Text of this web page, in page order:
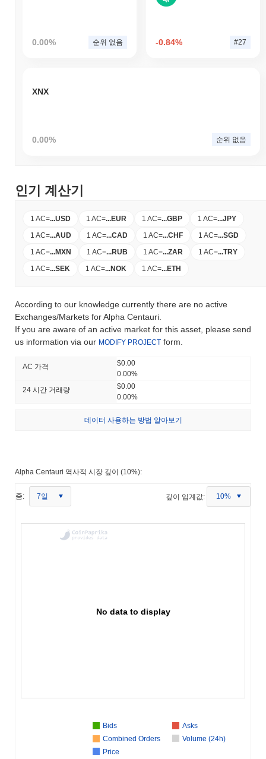
0.00% 순위 없음 -0.84% #27
XNX
0.00% 순위 없음
인기 계산기
1 AC=...USD 1 AC=...EUR 1 AC=...GBP 1 AC=...JPY
1 AC=...AUD 1 AC=...CAD 1 AC=...CHF 1 AC=...SGD
1 AC=...MXN 1 AC=...RUB 1 AC=...ZAR 1 AC=...TRY
1 AC=...SEK 1 AC=...NOK 1 AC=...ETH
According to our knowledge currently there are no active
Exchanges/Markets for Alpha Centauri.
If you are aware of an active market for this asset, please send
us information via our MODIFY PROJECT form.
AC 가격
$0.00
0.00%
24 시간 거래량
$0.00
0.00%
데이터 사용하는 방법 알아보기
Alpha Centauri 역사적 시장 깊이 (10%):
줌: 7일 깊이 임계값: 10%
No data to display
Bids
Asks
Combined Orders
Volume (24h)
Price